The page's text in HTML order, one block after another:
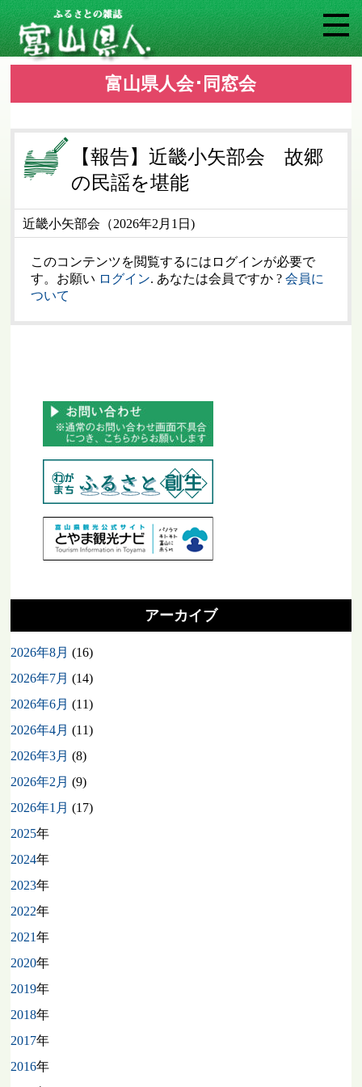
富山県人会･同窓会
【報告】近畿小矢部会 故郷
の民謡を堪能
近畿小矢部会（2026年2月1日)
このコンテンツを閲覧するにはログインが必要で
す。お願い ログイン. あなたは会員ですか ?会員に
ついて
アーカイブ
2026年8月 (16)
2026年7月 (14)
2026年6月 (11)
2026年4月 (11)
2026年3月 (8)
2026年2月 (9)
2026年1月 (17)
2025年
2024年
2023年
2022年
2021年
2020年
2019年
2018年
2017年
2016年